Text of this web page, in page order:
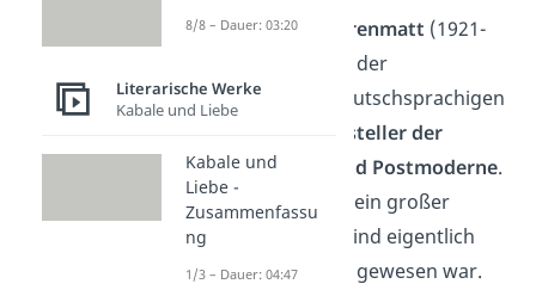
Der Friedrich Dürrenmatt (1921-
1990) gilt als einer der
bedeutendsten deutschsprachigen
Schweizer Schriftsteller der
Nachkriegszeit und Postmoderne.
Und das, obwohl sein großer
Traum schon als Kind eigentlich
immer die Malerei gewesen war.
8/8 – Dauer: 03:20
Literarische Werke
Kabale und Liebe
Kabale und
Liebe -
Zusammenfassu
ng
1/3 – Dauer: 04:47